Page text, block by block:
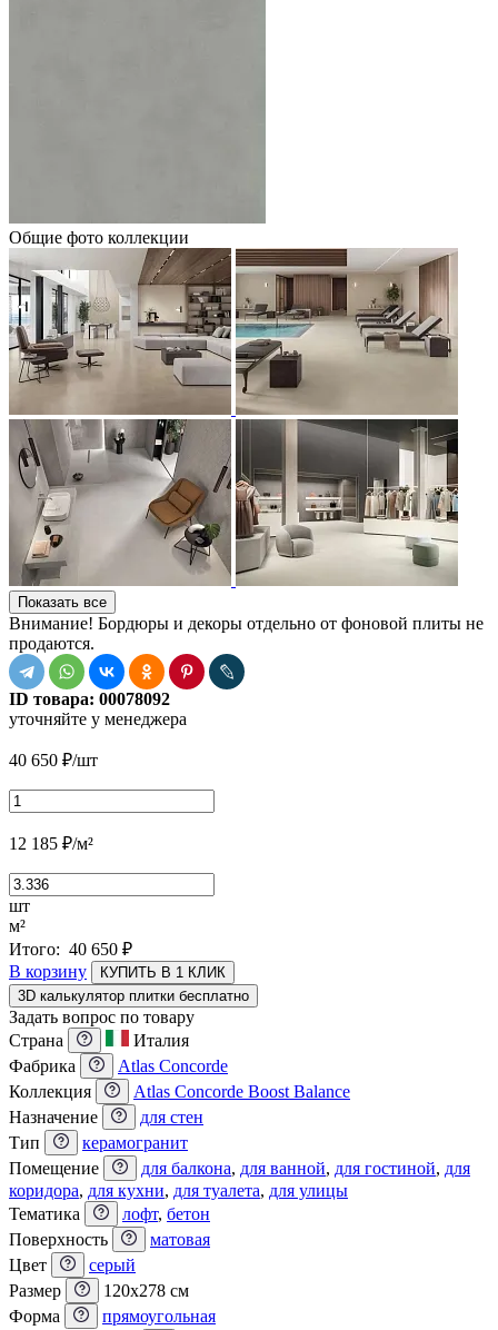
Общие фото коллекции
Показать все
Внимание! Бордюры и декоры отдельно от фоновой плиты не
продаются.
ID товара: 00078092
уточняйте у менеджера
40 650 ₽/шт
12 185 ₽/м²
шт
м²
Итого: 40 650 ₽
В корзину
КУПИТЬ В 1 КЛИК
3D калькулятор плитки бесплатно
Задать вопрос по товару
Страна
Италия
Фабрика
Atlas Concorde
Коллекция
Atlas Concorde Boost Balance
Назначение
для стен
Тип
керамогранит
Помещение
для балкона, для ванной, для гостиной, для
коридора, для кухни, для туалета, для улицы
Тематика
лофт, бетон
Поверхность
матовая
Цвет
серый
Размер
120x278 см
Форма
прямоугольная